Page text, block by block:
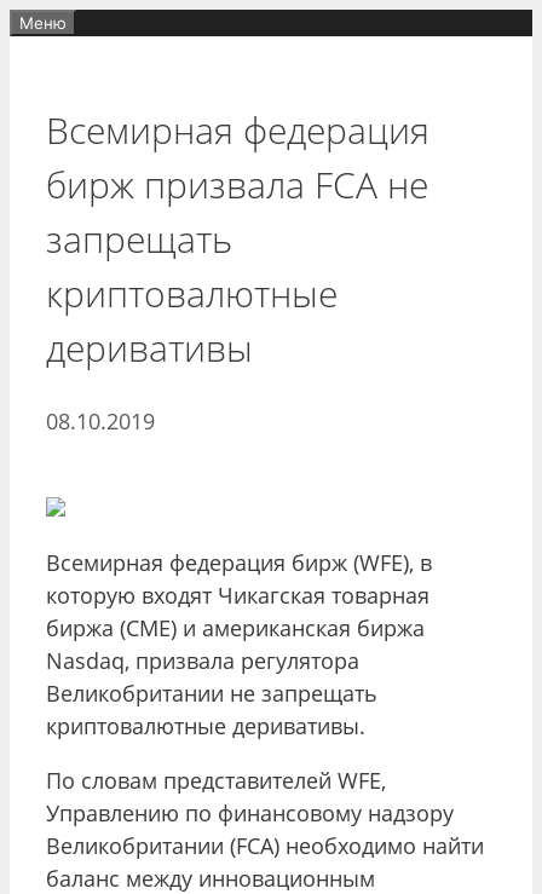
Перейти
Меню
Всемирная федерация
бирж призвала FCA не
запрещать
криптовалютные
деривативы
08.10.2019
Всемирная федерация бирж (WFE), в
которую входят Чикагская товарная
биржа (CME) и американская биржа
Nasdaq, призвала регулятора
Великобритании не запрещать
криптовалютные деривативы.
По словам представителей WFE,
Управлению по финансовому надзору
Великобритании (FCA) необходимо найти
баланс между инновационным